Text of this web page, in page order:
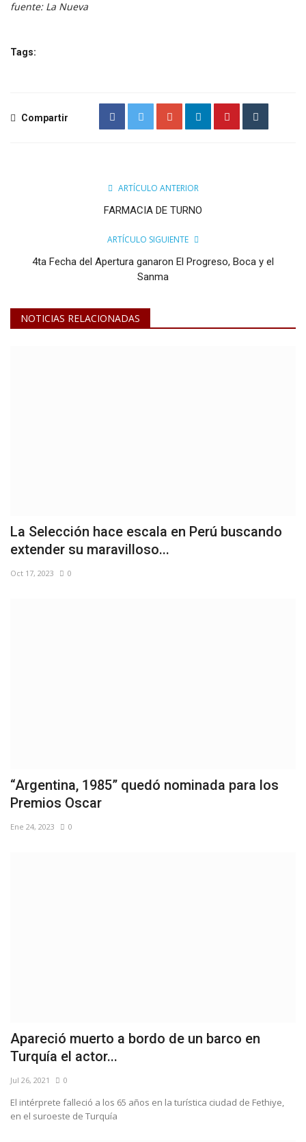
fuente: La Nueva
Tags:
Compartir
ARTÍCULO ANTERIOR
FARMACIA DE TURNO
ARTÍCULO SIGUIENTE
4ta Fecha del Apertura ganaron El Progreso, Boca y el
Sanma
NOTICIAS RELACIONADAS
La Selección hace escala en Perú buscando
extender su maravilloso...
Oct 17, 2023 0
“Argentina, 1985” quedó nominada para los
Premios Oscar
Ene 24, 2023 0
Apareció muerto a bordo de un barco en
Turquía el actor...
Jul 26, 2021 0
El intérprete falleció a los 65 años en la turística ciudad de Fethiye,
en el suroeste de Turquía